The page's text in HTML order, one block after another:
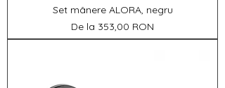
Set mânere ALORA, negru
De la 353,00 RON
Preț redus